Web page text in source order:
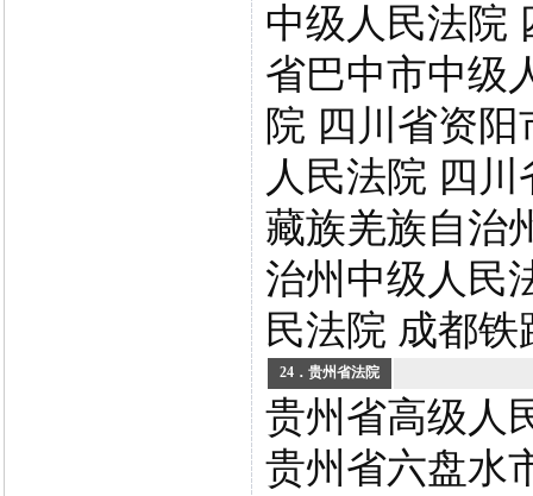
中级人民法院
省巴中市中级
院 四川省资
人民法院 四
藏族羌族自治
治州中级人民
民法院 成都
24．贵州省法院
贵州省高级人
贵州省六盘水